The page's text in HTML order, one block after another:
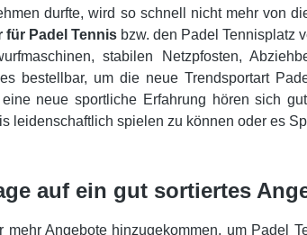
durfte, wird so schnell nicht mehr von
für Padel Tennis bzw. den Padel Tennisplatz
stabilen Netzpfosten,
bestellbar, um die neue Trendsportart
neue sportliche Erfahrung hören sich
leidenschaftlich spielen zu können oder es
auf ein gut sortiertes
Angebote hinzugekommen, um Padel